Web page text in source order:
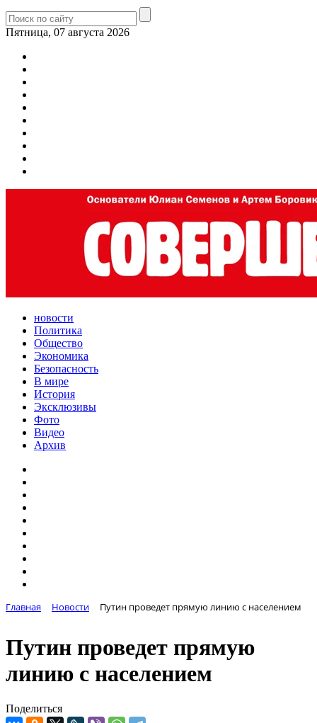
Пятница, 07 августа 2026
новости
Политика
Общество
Экономика
Безопасность
В мире
История
Эксклюзивы
Фото
Видео
Архив
Главная Новости Путин проведет прямую линию с населением
Путин проведет прямую
линию с населением
Поделиться